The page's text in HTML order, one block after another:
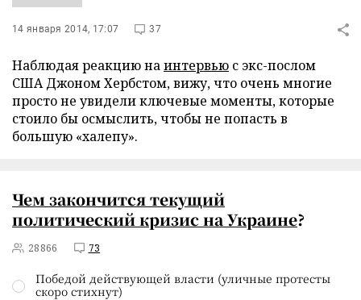
14 января 2014, 17:07 37
Наблюдая реакцию наинтервью с экс-послом
США Джоном Хербстом, вижу, что очень многие
просто не увидели ключевые моменты, которые
стоило бы осмыслить, чтобы не попасть в
большую «халепу».
Чем закончится текущий
политический кризис на Украине?
28866 73
Победой действующей власти (уличные протесты
скоро стихнут)